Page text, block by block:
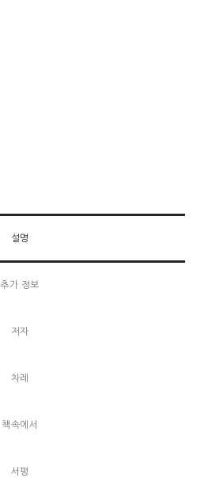
설명
추가 정보
저자
차례
책속에서
서평
가로 일하고 있으며, 번역하며 배운
은 씨앗) 등 여러 권의 책을 번역했다.
한국판) 번역가 대상>을 수상했다.